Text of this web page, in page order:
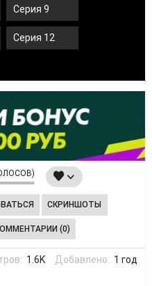
Серия 9
Серия 12
СКРИНШОТЫ
(0)
1.6K Добавлено: 1 год